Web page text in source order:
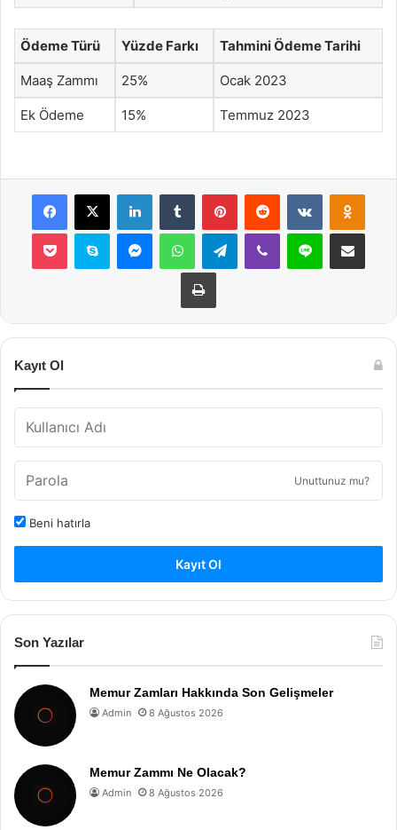
Ödeme Türü Yüzde Farkı Tahmini Ödeme Tarihi
Maaş Zammı 25% Ocak 2023
Ek Ödeme 15% Temmuz 2023
Facebook
X LinkedInTumblr PinterestReddit VKontakte
Pocket Skype MessengerWhatsAppTelegramViber Line E-Posta ile
Yazdır
Kayıt Ol
Unuttunuz mu?
Beni hatırla
Kayıt Ol
Son Yazılar
Memur Zamları Hakkında Son Gelişmeler
Admin 8 Ağustos 2026
Memur Zammı Ne Olacak?
Admin 8 Ağustos 2026